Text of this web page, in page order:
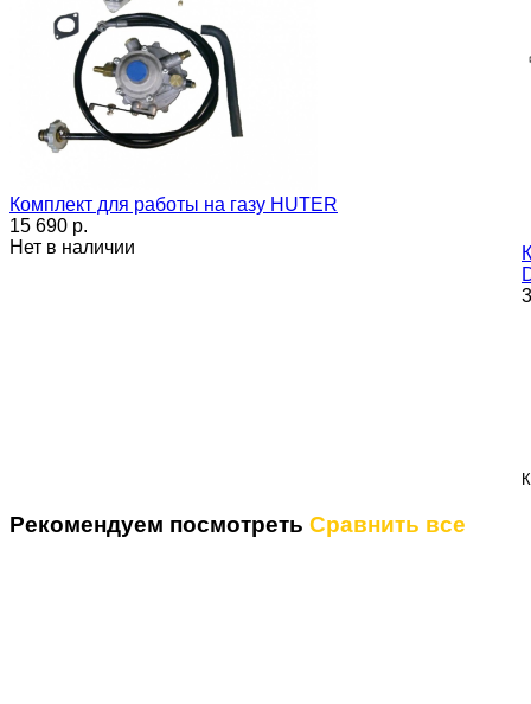
Комплект для работы на газу HUTER
15 690 p.
Нет в наличии
Рекомендуем посмотреть Сравнить все